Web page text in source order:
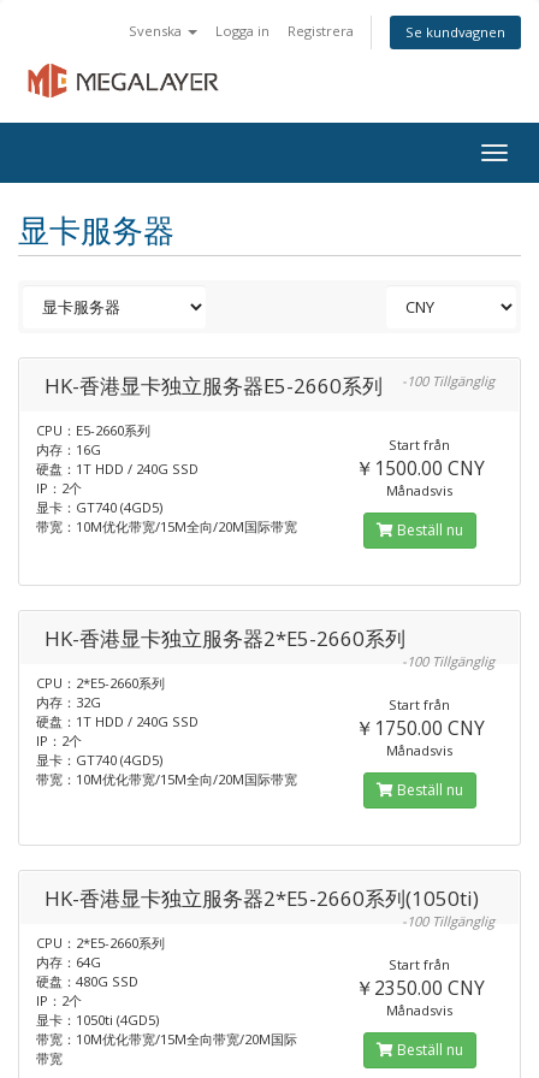
Svenska Logga in Registrera Se kundvagnen
显卡服务器
HK-香港显卡独立服务器E5-2660系列 -100 Tillgänglig
CPU：E5-2660系列
内存：16G
硬盘：1T HDD / 240G SSD
IP：2个
显卡：GT740 (4GD5)
带宽：10M优化带宽/15M全向/20M国际带宽
Start från
￥1500.00 CNY
Månadsvis
Beställ nu
HK-香港显卡独立服务器2*E5-2660系列
-100 Tillgänglig
CPU：2*E5-2660系列
内存：32G
硬盘：1T HDD / 240G SSD
IP：2个
显卡：GT740 (4GD5)
带宽：10M优化带宽/15M全向/20M国际带宽
Start från
￥1750.00 CNY
Månadsvis
Beställ nu
HK-香港显卡独立服务器2*E5-2660系列(1050ti)
-100 Tillgänglig
CPU：2*E5-2660系列
内存：64G
硬盘：480G SSD
IP：2个
显卡：1050ti (4GD5)
带宽：10M优化带宽/15M全向带宽/20M国际
带宽
Start från
￥2350.00 CNY
Månadsvis
Beställ nu